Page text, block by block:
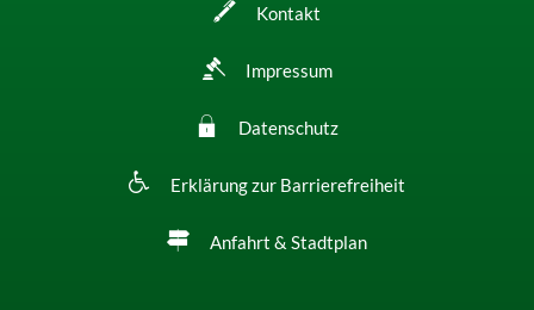
Kontakt
Impressum
Datenschutz
Erklärung zur Barrierefreiheit
Anfahrt & Stadtplan